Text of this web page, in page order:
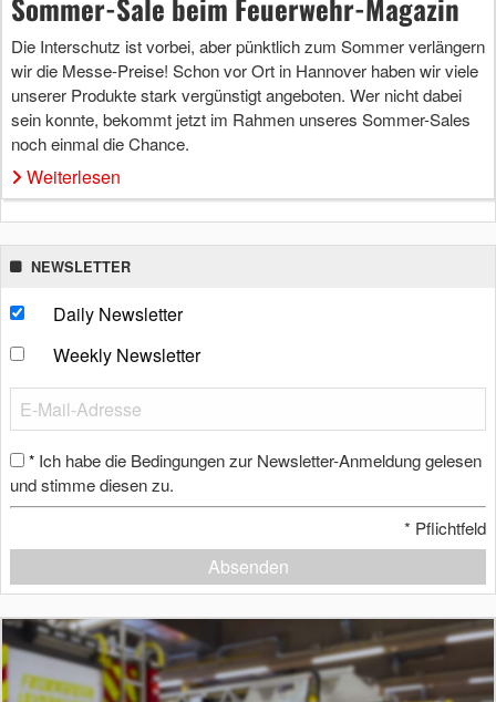
Die Interschutz ist vorbei, aber pünktlich zum Sommer verlängern
wir die Messe-Preise! Schon vor Ort in Hannover haben wir viele
unserer Produkte stark vergünstigt angeboten. Wer nicht dabei
sein konnte, bekommt jetzt im Rahmen unseres Sommer-Sales
noch einmal die Chance.
Weiterlesen
NEWSLETTER
Daily Newsletter
Weekly Newsletter
* Ich habe die Bedingungen zur Newsletter-Anmeldung gelesen
und stimme diesen zu.
* Pflichtfeld
Absenden